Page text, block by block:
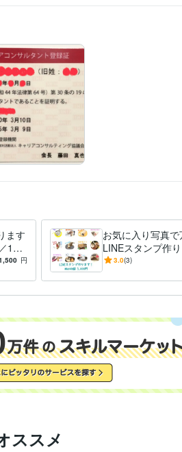
ング
事 暮らし
ます
1週
円
お気に入り写真
LINEスタンプ作
様やペットなど♪
3.0(3)
ススメ